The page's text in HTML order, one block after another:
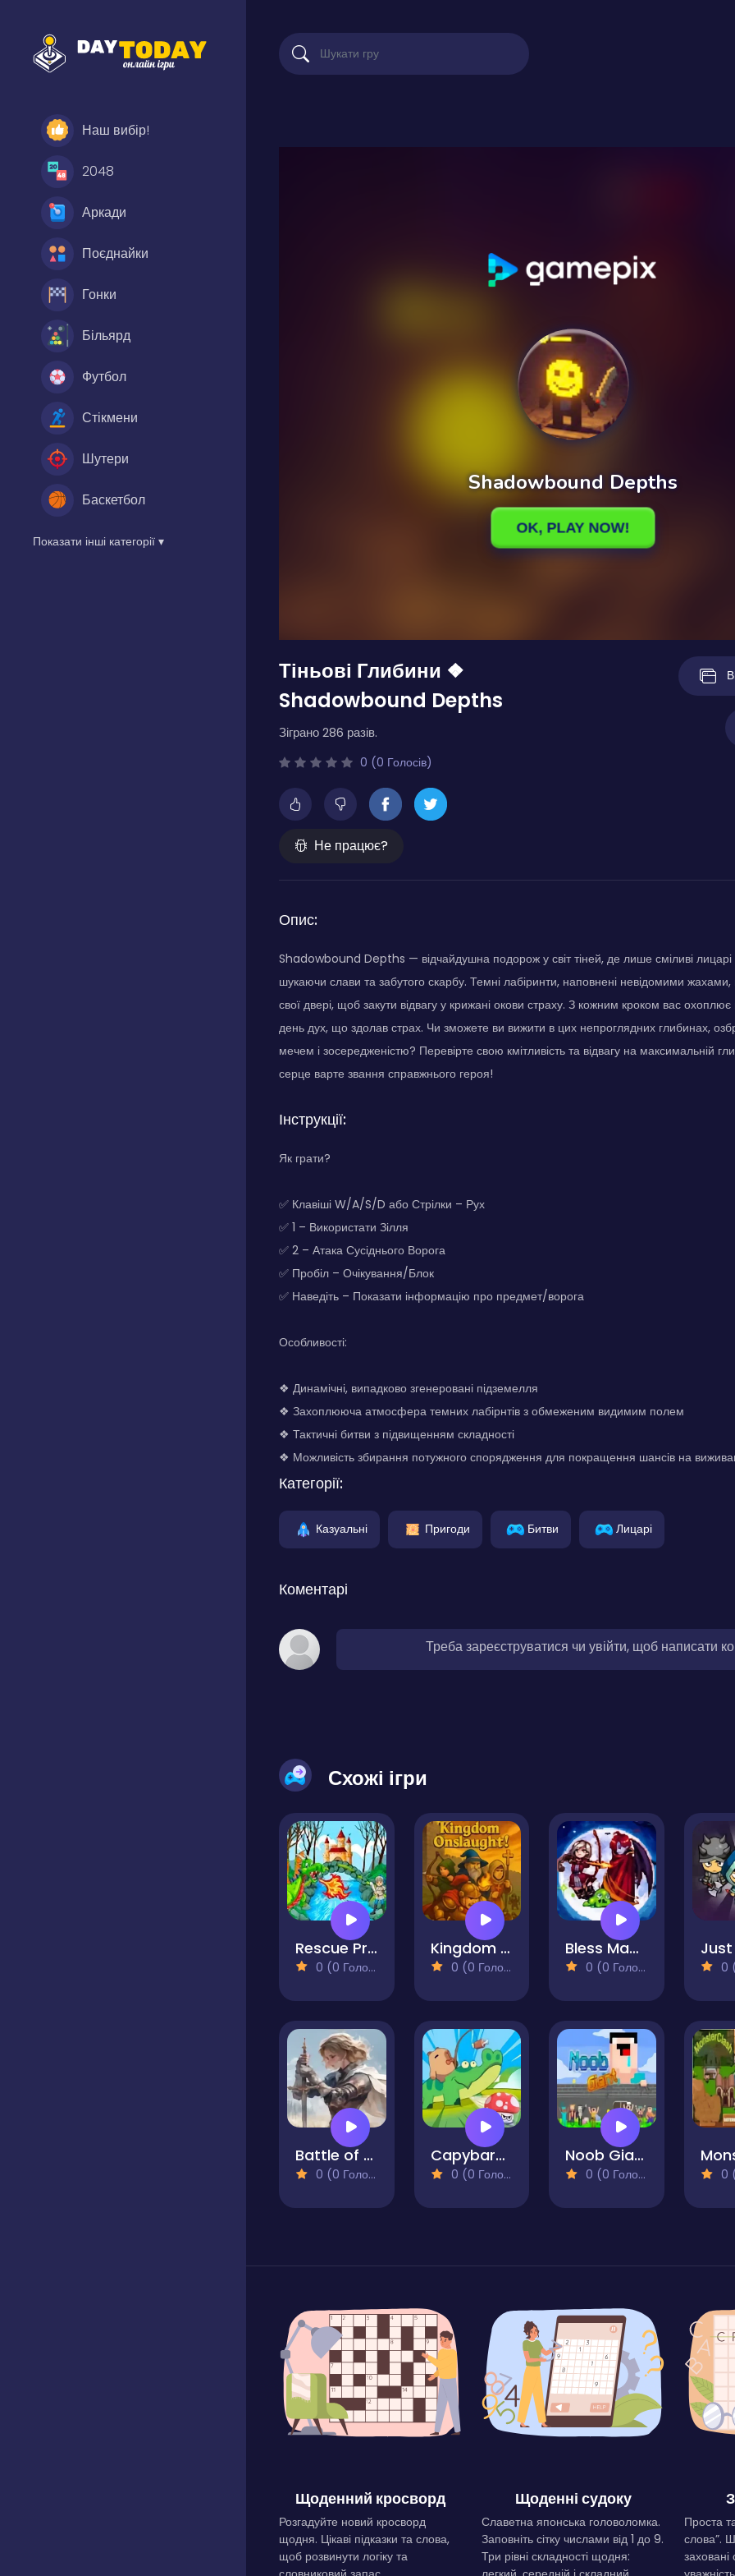
Наш вибір!
2048
Аркади
Поєднайки
Гонки
Більярд
Футбол
Стікмени
Шутери
Баскетбол
Показати інші категорії ▾
Тіньові Глибини ❖
Shadowbound Depths
Зіграно 286 разів.
0 (0 Голосів)
Не працює?
Опис:
Shadowbound Depths — відчайдушна подорож у світ тіней, де лише сміливі лицарі
шукаючи слави та забутого скарбу. Темні лабіринти, наповнені невідомими
свої двері, щоб закути відвагу у крижані окови страху. З кожним кроком вас
день дух, що здолав страх. Чи зможете ви вижити в цих непроглядних глибинах,
мечем і зосередженістю? Перевірте свою кмітливість та відвагу на максимальній
серце варте звання справжнього героя!
Інструкції:
Як грати?
✅ Клавіші W/A/S/D або Стрілки – Рух
✅ 1 – Використати Зілля
✅ 2 – Атака Сусіднього Ворога
✅ Пробіл – Очікування/Блок
✅ Наведіть – Показати інформацію про предмет/ворога
Особливості:
❖ Динамічні, випадково згенеровані підземелля
❖ Захоплююча атмосфера темних лабірнтів з обмеженим видимим полем
❖ Тактичні битви з підвищенням складності
❖ Можливість збирання потужного спорядження для покращення шансів на
Категорії:
Казуальні Пригоди Битви Лицарі
Коментарі
Треба зареєструватися чи увійти, щоб написати
Схожі ігри
Rescue Princess Game
0 (0 Голосів)
Kingdom Onslaught!
0 (0 Голосів)
Bless Magic
0 (0 Голосів) 0
Battle of Heroes RPG
0 (0 Голосів)
Capybara Go!
0 (0 Голосів)
Noob Giant
0 (0 Голосів) 0
Щоденний кросворд
Розгадуйте новий кросворд
щодня. Цікаві підказки та слова,
щоб розвинути логіку та
Щоденні судоку
Славетна японська головоломка.
Заповніть сітку числами від 1 до 9.
Три рівні складності щодня:
Проста
слова”.
заховані